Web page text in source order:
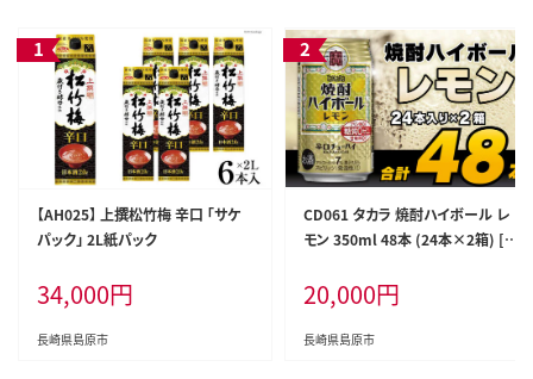
【AH025】 上撰松竹梅 辛口 「サケ
パック」 2L紙パック
34,000円
長崎県島原市
CD061 タカラ 焼酎ハイボール レ
モン 350ml 48本 (24本×2箱) [
チューハイ ハイボール れもん 檸
檬 7% 人気 おすすめ ギフト プレゼ
ント ご自宅用 日常使い 普段使い
20,000円
長崎県島原市